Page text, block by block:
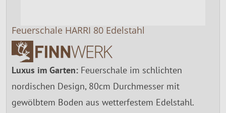
Feuerschale HARRI 80 Edelstahl
Luxus im Garten: Feuerschale im schlichten
nordischen Design, 80cm Durchmesser mit
gewölbtem Boden aus wetterfestem Edelstahl.